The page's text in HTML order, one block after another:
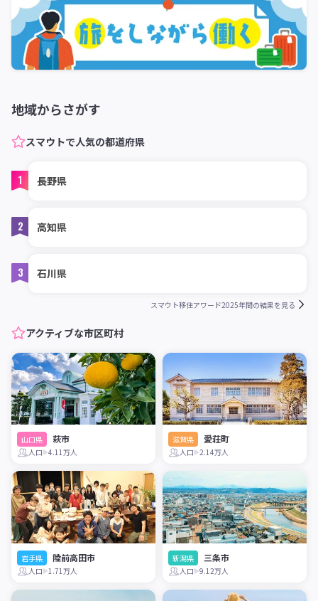
地域からさがす
スマウトで人気の都道府県
1 長野県
2 高知県
3 石川県
スマウト移住アワード2025年間の結果を見る
アクティブな市区町村
山口県 萩市
人口 4.11万人
滋賀県 愛荘町
人口 2.14万人
岩手県 陸前高田市
人口 1.71万人
新潟県 三条市
人口 9.12万人